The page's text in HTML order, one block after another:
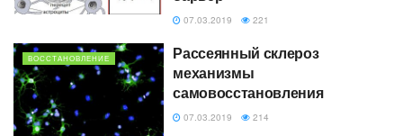
07.03.2019 221
ВОССТАНОВЛЕНИЕ
Рассеянный склероз
механизмы
самовосстановления
07.03.2019 214